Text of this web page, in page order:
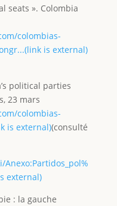
seats ». Colombia
colombias-
is external)
political parties
23 mars
colombias-
is external)(consulté
external)
: la gauche